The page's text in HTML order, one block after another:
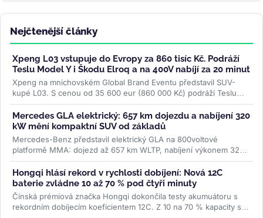
Nejčtenější články
Xpeng L03 vstupuje do Evropy za 860 tisíc Kč. Podráží
Teslu Model Y i Škodu Elroq a na 400V nabíjí za 20 minut
Xpeng na mnichovském Global Brand Eventu představil SUV-
kupé L03. S cenou od 35 600 eur (860 000 Kč) podráží Teslu
Model Y, Hyundai Ioniq 5 i...>>
Mercedes GLA elektrický: 657 km dojezdu a nabíjení 320
kW mění kompaktní SUV od základů
Mercedes-Benz představil elektrický GLA na 800voltové
platformě MMA: dojezd až 657 km WLTP, nabíjení výkonem 320
kW a plnění na 80 % za 22...>>
Hongqi hlásí rekord v rychlosti dobíjení: Nová 12C
baterie zvládne 10 až 70 % pod čtyři minuty
Čínská prémiová značka Hongqi dokončila testy akumuátoru s
rekordním dobíjecím koeficientem 12C. Z 10 na 70 % kapacity se